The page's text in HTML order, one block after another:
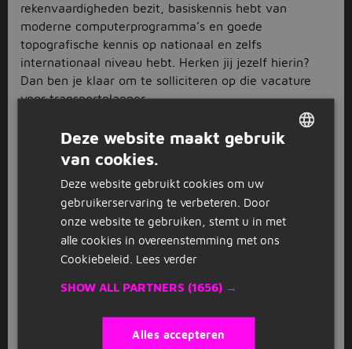
rekenvaardigheden bezit, basiskennis hebt van
moderne computerprogramma’s en goede
topografische kennis op nationaal en zelfs
internationaal niveau hebt. Herken jij jezelf hierin?
Dan ben je klaar om te solliciteren op die vacature
voor transportplanner.
Vind de ideale vacature voor
transportplanner
Bij Jobbird werken we samen met verschillende
uitzendbureaus door heel Nederland, waardoor we
een ontzettend breed en divers aanbod aan vacatures
voor transportplanner hebben. Grote kans dat je je
droombaan hier in een mum van tijd gevonden hebt.
maar je kunt de zoektocht ook vergemakkelijken door
slag wilt gaan. En vink met de filters links aan welk
Deze website maakt gebruik
van cookies.
Deze website gebruikt cookies om uw
gebruikerservaring te verbeteren. Door
onze website te gebruiken, stemt u in met
alle cookies in overeenstemming met ons
Cookiebeleid. Lees verder
SHOW ALL PARTNERS (1656) →
Alles accepteren